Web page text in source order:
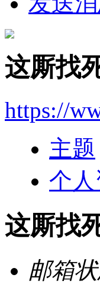
这厮找
https://
主题
个
这厮找
邮箱